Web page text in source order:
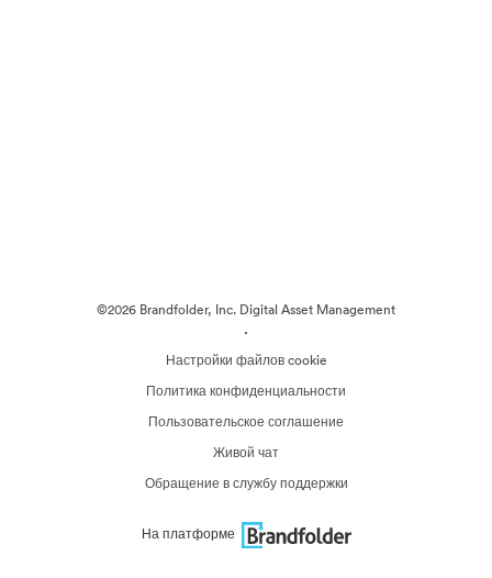
©2026 Brandfolder, Inc. Digital Asset Management
·
Настройки файлов cookie
Политика конфиденциальности
Пользовательское соглашение
Живой чат
Обращение в службу поддержки
На платформе